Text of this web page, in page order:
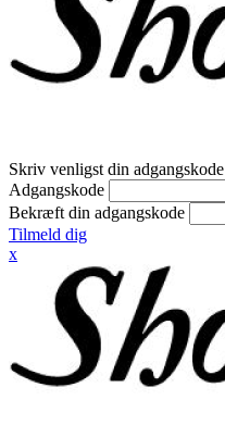
Skriv venligst din adgangskode
Adgangskode
Bekræft din adgangskode
Tilmeld dig
x